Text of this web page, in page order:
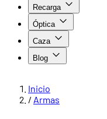
Recarga
Óptica
Caza
Blog
Inicio
/ Armas